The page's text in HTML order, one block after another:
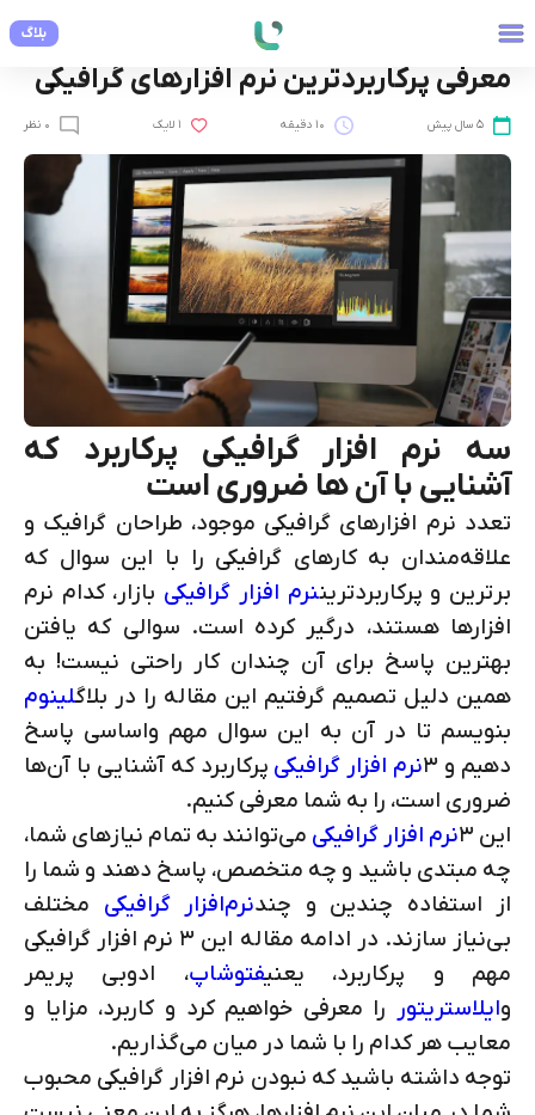
بلاگ مهارت های نرم افزاری
معرفی پرکاربردترین نرم افزارهای گرافیکی
5 سال پیش 10 دقیقه 1 لایک 0 نظر
سه نرم افزار گرافیکی پرکاربرد که
آشنایی با آن ها ضروری است
تعدد نرم افزارهای گرافیکی موجود، طراحان گرافیک و
علاقه‌مندان به کارهای گرافیکی را با این سوال که
برترین و پرکاربردتریننرم افزار گرافیکی بازار، کدام نرم
افزارها هستند، درگیر کرده است. سوالی که یافتن
بهترین پاسخ برای آن چندان کار راحتی نیست! به
همین دلیل تصمیم گرفتیم این مقاله را در بلاگلینوم
بنویسم تا در آن به این سوال مهم واساسی پاسخ
دهیم و ۳
نرم افزار گرافیکی پرکاربرد که آشنایی با آن‌ها
ضروری است، را به شما معرفی کنیم.
این ۳
نرم افزار گرافیکی می‌توانند به تمام نیازهای شما،
چه مبتدی باشید و چه متخصص، پاسخ دهند و شما را
از استفاده چندین و چندنرم‌افزار گرافیکی مختلف
بی‌نیاز سازند. در ادامه مقاله این ۳ نرم افزار گرافیکی
مهم و پرکاربرد، یعنیفتوشاپ، ادوبی پریمر
وایلاستریتور را معرفی خواهیم کرد و کاربرد، مزایا و
معایب هر کدام را با شما در میان می‌گذاریم.
توجه داشته باشید که نبودن نرم افزار گرافیکی محبوب